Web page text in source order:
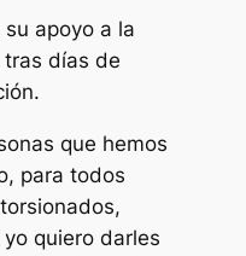
apoyo a la
días de
que hemos
para todos
quiero darles